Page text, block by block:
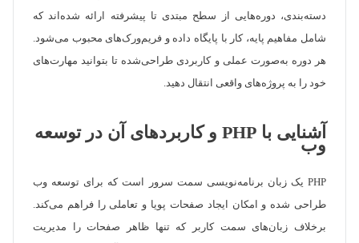
دسته‌بندی، دوره‌هایی از سطح مبتدی تا پیشرفته ارائه شده‌اند که
شامل مفاهیم پایه، کار با پایگاه داده و فریم‌ورک‌های محبوب می‌شود.
هر دوره به‌صورت عملی و کاربردی طراحی‌شده تا بتوانید مهارت‌های
خود را به پروژه‌های واقعی انتقال دهید.
آشنایی با PHP و کاربردهای آن در توسعه
وب
PHP یک زبان برنامه‌نویسی سمت سرور است که برای توسعه وب
طراحی شده و امکان ایجاد صفحات پویا و تعاملی را فراهم می‌کند.
برخلاف زبان‌های سمت کاربر که تنها ظاهر صفحات را مدیریت